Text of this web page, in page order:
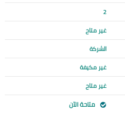
2
غير متاح
الشركة
غير مكيفة
غير متاح
متاحة الآن